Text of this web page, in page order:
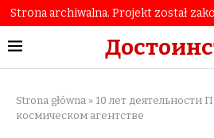
Strona archiwalna. Projekt został
Strona główna » 10 лет деятельности
космическом агентстве